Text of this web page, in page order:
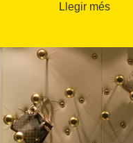
Llegir més